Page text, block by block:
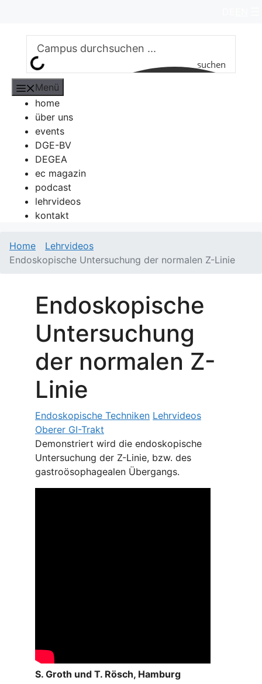
springen
suchen
Menü
home
über uns
events
DGE-BV
DEGEA
ec magazin
podcast
lehrvideos
kontakt
Home
Lehrvideos
Endoskopische Untersuchung der normalen Z-Linie
Endoskopische
Untersuchung
der normalen Z-
Linie
Endoskopische Techniken Lehrvideos
Oberer GI-Trakt
Demonstriert wird die endoskopische
Untersuchung der Z-Linie, bzw. des
gastroösophagealen Übergangs.
S. Groth und T. Rösch, Hamburg